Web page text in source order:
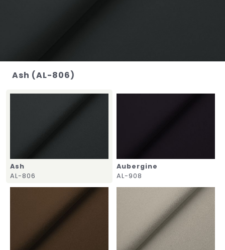
Ash (AL-806)
Ash
AL-806
Aubergine
AL-908